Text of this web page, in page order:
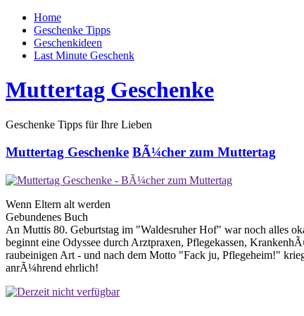
Home
Geschenke Tipps
Geschenkideen
Last Minute Geschenk
Muttertag Geschenke
Geschenke Tipps für Ihre Lieben
Muttertag Geschenke BÃ¼cher zum Muttertag
Wenn Eltern alt werden
Gebundenes Buch
An Muttis 80. Geburtstag im "Waldesruher Hof" war noch alles
beginnt eine Odyssee durch Arztpraxen, Pflegekassen,
raubeinigen Art - und nach dem Motto "Fack ju, Pflegeheim!"
anrÃ¼hrend ehrlich!